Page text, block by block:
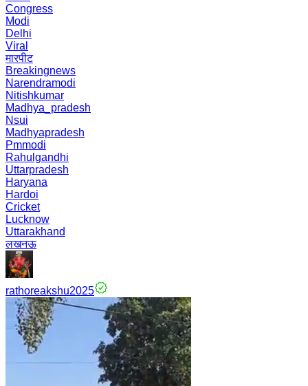
Congress
Modi
Delhi
Viral
मारपीट
Breakingnews
Narendramodi
Nitishkumar
Madhya_pradesh
Nsui
Madhyapradesh
Pmmodi
Rahulgandhi
Uttarpradesh
Haryana
Hardoi
Cricket
Lucknow
Uttarakhand
लखनऊ
rathoreakshu2025